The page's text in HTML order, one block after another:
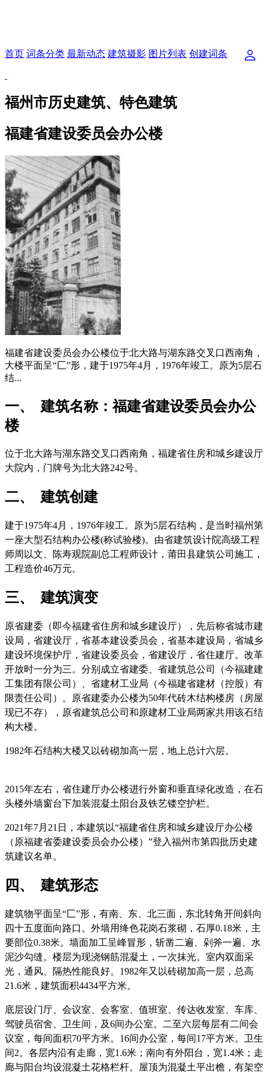
首页 词条分类 最新动态 建筑摄影 图片列表 创建词条
福州市历史建筑、特色建筑
福建省建设委员会办公楼
福建省建设委员会办公楼位于北大路与湖东路交叉口西南角，
大楼平面呈“匚”形，建于1975年4月，1976年竣工。原为5层石
结...
一、 建筑名称：福建省建设委员会办公
楼
位于北大路与湖东路交叉口西南角，福建省住房和城乡建设厅
大院内，门牌号为北大路242号。
二、 建筑创建
建于1975年4月，1976年竣工。原为5层石结构，是当时福州第
一座大型石结构办公楼(称试验楼)。由省建筑设计院高级工程
师周以文、陈寿观院副总工程师设计，莆田县建筑公司施工，
工程造价46万元。
三、 建筑演变
原省建委（即今福建省住房和城乡建设厅），先后称省城市建
设局，省建设厅，省基本建设委员会，省基本建设局，省城乡
建设环境保护厅，省建设委员会，省建设厅，省住建厅。改革
开放时一分为三。分别成立省建委、省建筑总公司（今福建建
工集团有限公司）、省建材工业局（今福建省建材（控股）有
限责任公司）。原省建委办公楼为50年代砖木结构楼房（房屋
现已不存），原省建筑总公司和原建材工业局两家共用该石结
构大楼。
1982年石结构大楼又以砖砌加高一层，地上总计六层。
2015年左右，省住建厅办公楼进行外窗和垂直绿化改造，在石
头楼外墙窗台下加装混凝土阳台及铁艺镂空护栏。
2021年7月21日，本建筑以“福建省住房和城乡建设厅办公楼
（原福建省委建设委员会办公楼）”登入福州市第四批历史建
筑建议名单。
四、 建筑形态
建筑物平面呈“匚”形，有南、东、北三面，东北转角开间斜向
四十五度面向路口。外墙用绛色花岗石浆砌，石厚0.18米，主
要部位0.38米。墙面加工呈峰冒形，斩凿二遍、剁斧一遍、水
泥沙勾缝。楼层为现浇钢筋混凝土，一次抹光。室内双面采
光，通风、隔热性能良好。1982年又以砖砌加高一层，总高
21.6米，建筑面积4434平方米。
底层设门厅、会议室、会客室、值班室、传达收发室、车库、
驾驶员宿舍、卫生间，及6间办公室。二至六层每层有二间会
议室，每间面积70平方米。16间办公室，每间17平方米。卫生
间2。各层内沿有走廊，宽1.6米；南向有外阳台，宽1.4米；走
廊与阳台均设混凝土花格栏杆。屋顶为混凝土平出檐，有架空